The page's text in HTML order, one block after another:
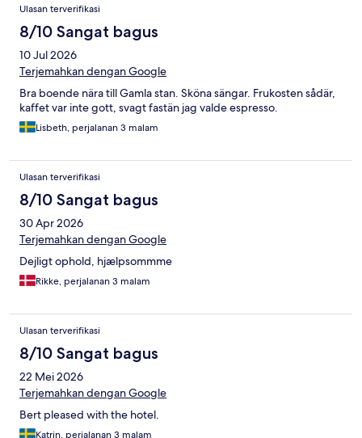
Ulasan terverifikasi
8/10 Sangat bagus
10 Jul 2026
Terjemahkan dengan Google
Bra boende nära till Gamla stan. Sköna sängar. Frukosten sådär,
kaffet var inte gott, svagt fastän jag valde espresso.
Lisbeth, perjalanan 3 malam
Ulasan terverifikasi
8/10 Sangat bagus
30 Apr 2026
Terjemahkan dengan Google
Dejligt ophold, hjælpsommme
Rikke, perjalanan 3 malam
Ulasan terverifikasi
8/10 Sangat bagus
22 Mei 2026
Terjemahkan dengan Google
Bert pleased with the hotel.
Katrin, perjalanan 3 malam